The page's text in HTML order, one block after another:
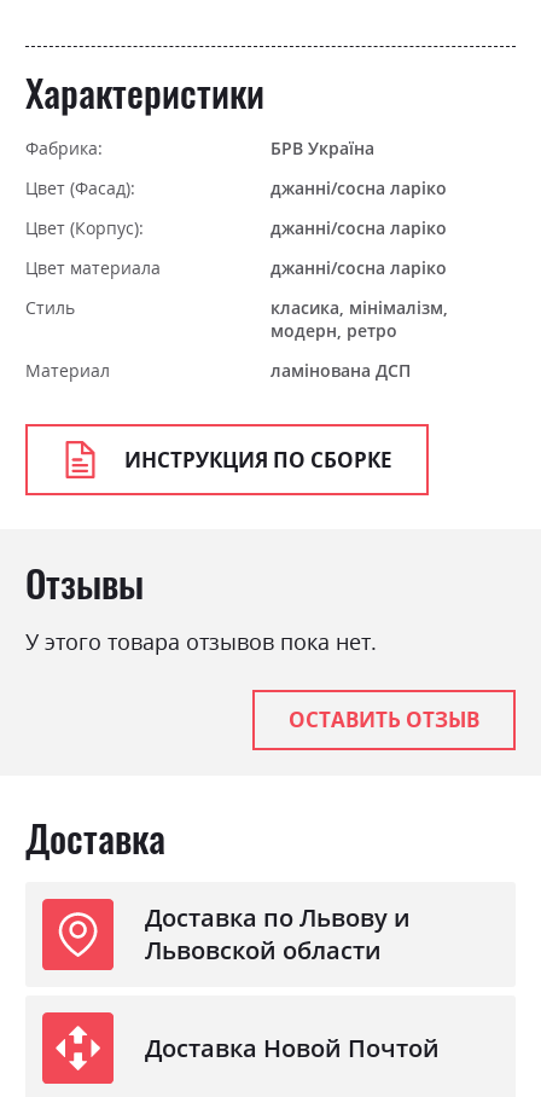
Характеристики
Фабрика:
БРВ Україна
Цвет (Фасад):
джанні/сосна ларіко
Цвет (Корпус):
джанні/сосна ларіко
Цвет материала
джанні/сосна ларіко
Стиль
класика, мінімалізм,
модерн, ретро
Материал
ламінована ДСП
ИНСТРУКЦИЯ ПО СБОРКЕ
Отзывы
У этого товара отзывов пока нет.
ОСТАВИТЬ ОТЗЫВ
Доставка
Доставка по Львову и
Львовской области
Доставка Новой Почтой